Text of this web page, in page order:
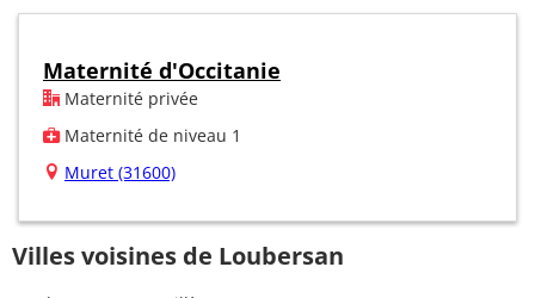
Maternité d'Occitanie
Maternité privée
Maternité de niveau 1
Muret (31600)
Villes voisines de Loubersan